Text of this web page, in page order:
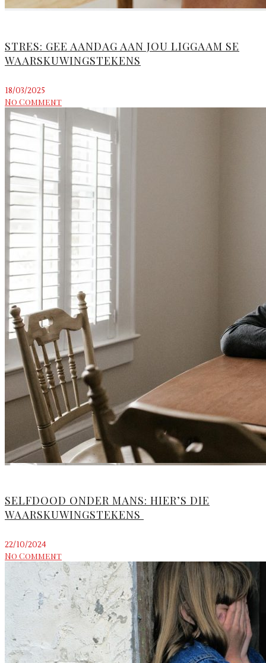
STRES: GEE AANDAG AAN JOU LIGGAAM SE
WAARSKUWINGSTEKENS
18/03/2025
No Comment
SELFDOOD ONDER MANS: HIER’S DIE
WAARSKUWINGSTEKENS
22/10/2024
No Comment